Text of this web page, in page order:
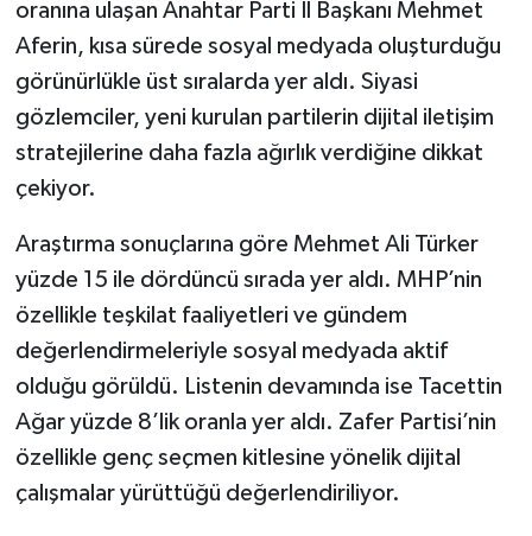
oranına ulaşan Anahtar Parti İl Başkanı Mehmet
Aferin, kısa sürede sosyal medyada oluşturduğu
görünürlükle üst sıralarda yer aldı. Siyasi
gözlemciler, yeni kurulan partilerin dijital iletişim
stratejilerine daha fazla ağırlık verdiğine dikkat
çekiyor.
Araştırma sonuçlarına göre Mehmet Ali Türker
yüzde 15 ile dördüncü sırada yer aldı. MHP’nin
özellikle teşkilat faaliyetleri ve gündem
değerlendirmeleriyle sosyal medyada aktif
olduğu görüldü. Listenin devamında ise Tacettin
Ağar yüzde 8’lik oranla yer aldı. Zafer Partisi’nin
özellikle genç seçmen kitlesine yönelik dijital
çalışmalar yürüttüğü değerlendiriliyor.